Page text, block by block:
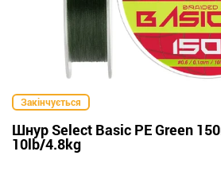
Закінчується
Шнур Select Basic PE Green
10lb/4.8kg